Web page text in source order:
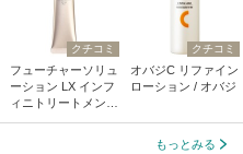
クチコミ
フューチャーソリュ
ーション LX インフ
ィニトリートメント
クチコミ
オバジC リファイン
ローション / オバジ
もっとみる